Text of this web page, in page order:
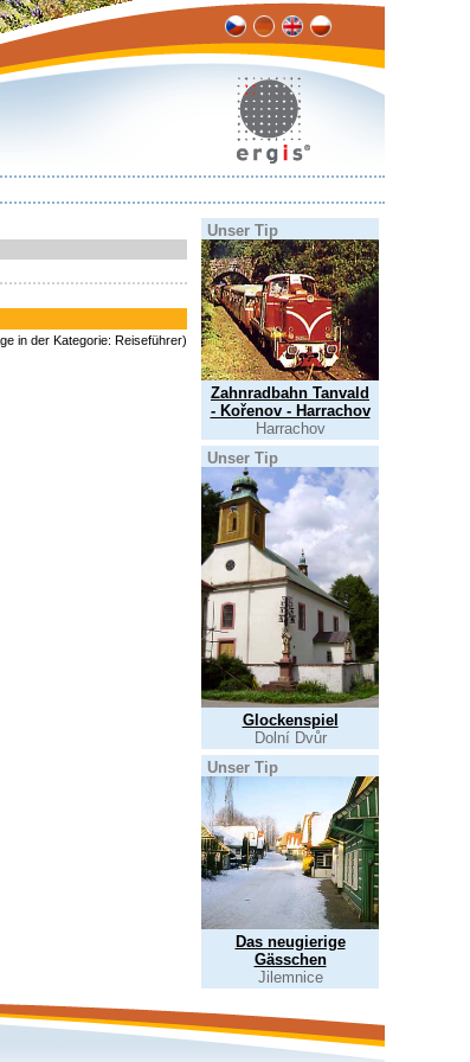
in der Kategorie: Reiseführer)
Unser Tip
Zahnradbahn Tanvald
- Kořenov - Harrachov
Harrachov
Unser Tip
Glockenspiel
Dolní Dvůr
Unser Tip
Das neugierige
Gässchen
Jilemnice